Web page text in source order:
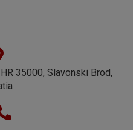
35000, Slavonski Brod,